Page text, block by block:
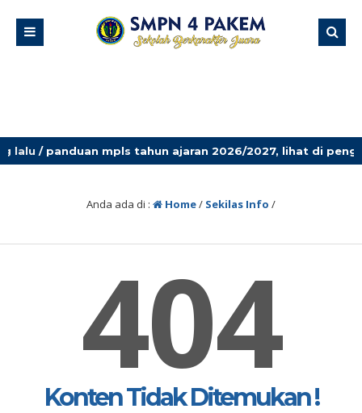
mpls tahun ajaran 2026/2027, lihat di
Anda ada di : Home/ Sekilas Info /
404
Konten Tidak Ditemukan !